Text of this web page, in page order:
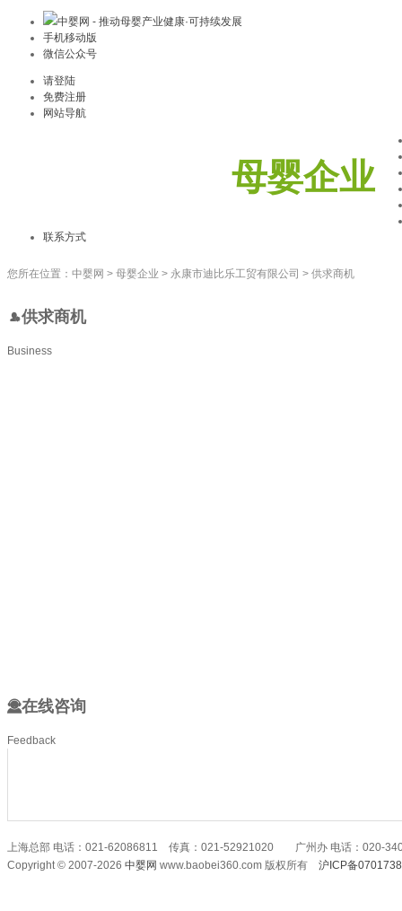
中婴网 - 推动母婴产业健康·可持续发展
手机移动版
微信公众号
请登陆
免费注册
网站导航
母婴企业
联系方式
您所在位置： 中婴网 > 母婴企业 > 永康市迪比乐工贸有限公司 > 供求商机
供求商机
Business
在线咨询
Feedback
上海总部 电话：021-62086811 传真：021-52921020 广州办 电话：020-
Copyright © 2007-2026 中婴网 www.baobei360.com 版权所有 沪ICP备